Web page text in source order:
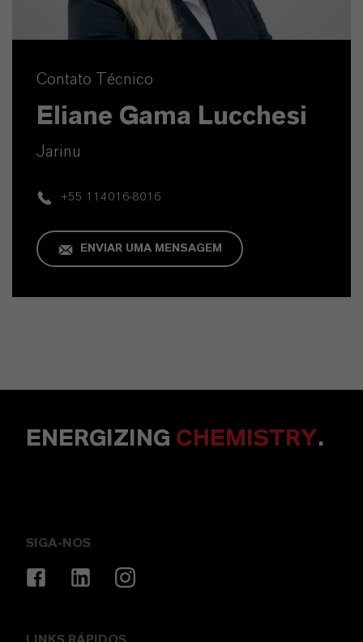
Contato Técnico
Eliane Gama Lucchesi
Jarinu
+55 114016-8016
ENVIAR UMA MENSAGEM
ENERGIZING CHEMISTRY.
SIGA-NOS
LINKS RÁPIDOS